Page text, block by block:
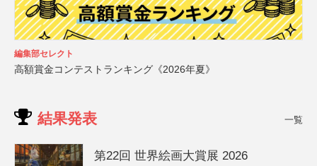
編集部セレクト
高額賞金コンテストランキング《2026年夏》
結果発表 一覧
第22回 世界絵画大賞展 2026